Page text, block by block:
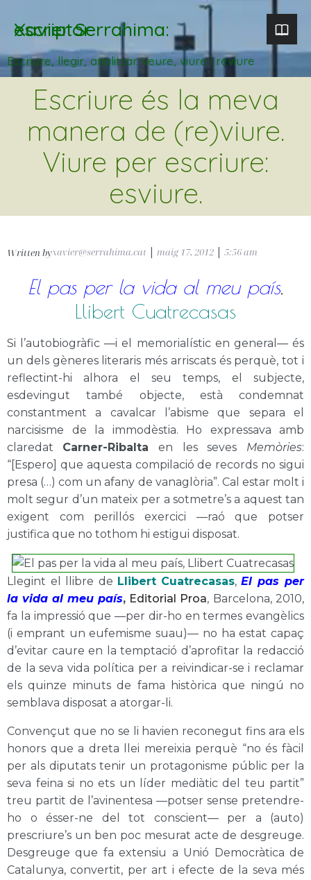
Xavier Serrahima: escriptor
Escriure, llegir, analitzar. veure, viure i reviure
Escriure és la meva
manera de (re)viure.
Viure per escriure:
esviure.
Written byxavier@serrahima.cat maig 17, 2012 5:56 am
El pas per la vida al meu país,
Llibert Cuatrecasas
Si l’autobiogràfic —i el memorialístic en general— és
un dels gèneres literaris més arriscats és perquè, tot i
reflectint-hi alhora el seu temps, el subjecte,
esdevingut també objecte, està condemnat
constantment a cavalcar l’abisme que separa el
narcisisme de la immodèstia. Ho expressava amb
claredat Carner-Ribalta en les seves Memòries:
“[Espero] que aquesta compilació de records no sigui
presa (…) com un afany de vanaglòria”. Cal estar molt i
molt segur d’un mateix per a sotmetre’s a aquest tan
exigent com perillós exercici —raó que potser
justifica que no tothom hi estigui disposat.
Llegint el llibre de Llibert Cuatrecasas, El pas per
la vida al meu país, Editorial Proa, Barcelona, 2010,
fa la impressió que —per dir-ho en termes evangèlics
(i emprant un eufemisme suau)— no ha estat capaç
d’evitar caure en la temptació d’aprofitar la redacció
de la seva vida política per a reivindicar-se i reclamar
els quinze minuts de fama històrica que ningú no
semblava disposat a atorgar-li.
Convençut que no se li havien reconegut fins ara els
honors que a dreta llei mereixia perquè “no és fàcil
per als diputats tenir un protagonisme públic per la
seva feina si no ets un líder mediàtic del teu partit”
treu partit de l’avinentesa —potser sense pretendre-
ho o ésser-ne del tot conscient— per a (auto)
prescriure’s un ben poc mesurat acte de desgreuge.
Desgreuge que fa extensiu a Unió Democràtica de
Catalunya, convertit, per art i efecte de la seva més